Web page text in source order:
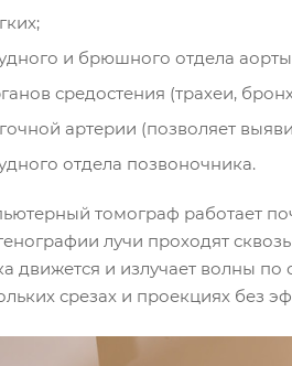
и брюшного отдела
средостения (трахеи,
артерии (позволяет
отдела позвоночника.
томограф работает
лучи проходят
движется и излучает волны
срезах и проекциях без